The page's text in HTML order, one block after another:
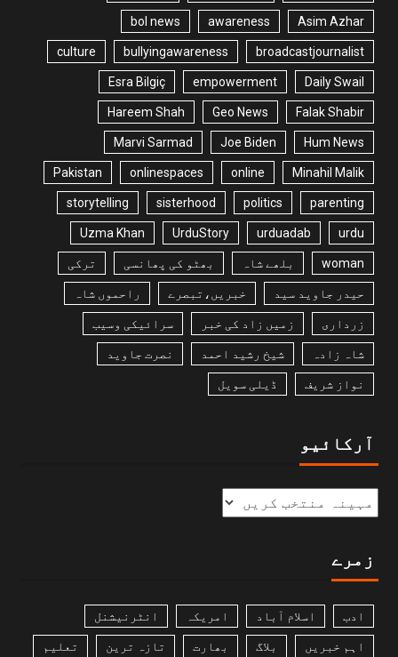
Asim Azhar
awareness
bol news
broadcastjournalist
bullyingawareness
culture
Daily Swail
empowerment
Esra Bilgiç
Falak Shabir
Geo News
Hareem Shah
Hum News
Joe Biden
Marvi Sarmad
Minahil Malik
online
onlinespaces
Pakistan
parenting
politics
sisterhood
storytelling
urdu
urduadab
UrduStory
Uzma Khan
woman بلھے شاہ بھٹو کی پھانسی ترکی
حیدر جاوید سید خبریں،تبصرے راحموں شاہ
زرداری زمیں زاد کی خبر سرائیکی وسیب
شاہ زادہ شیخ رشید احمد نصرت جاوید
نواز شریف ڈیلی سویل
آرکائیو
زمرے
ادب اسلام آباد امریکہ انٹرنیشنل
اہم خبریں بلاگ بھارت تازہ ترین تعلیم